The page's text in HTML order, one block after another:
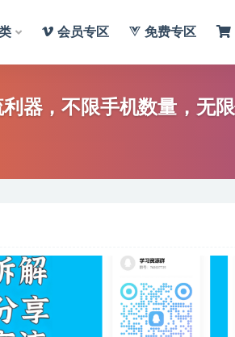
会员专区 免费专区
器，不限手机数量，无